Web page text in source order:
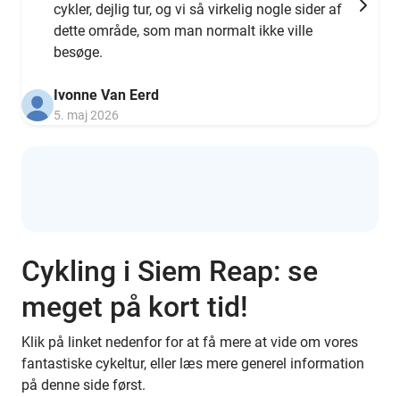
cykler, dejlig tur, og vi så virkelig nogle sider af
dette område, som man normalt ikke ville
besøge.
Ivonne Van Eerd
5. maj 2026
Cykling i Siem Reap: se
meget på kort tid!
Klik på linket nedenfor for at få mere at vide om vores
fantastiske cykeltur, eller læs mere generel information
på denne side først.